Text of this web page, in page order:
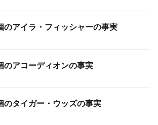
のアイラ・フィッシャーの事実
のアコーディオンの事実
のタイガー・ウッズの事実